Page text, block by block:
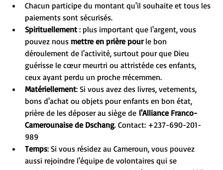
Chacun participe du montant qu'il souhaite et tous les
paiements sont sécurisés.
Spirituellement : plus important que l'argent, vous
pouvez nous mettre en prière pour le bon
déroulement de l'activité, surtout pour que Dieu
guérisse le cœur meurtri ou attristéde ces enfants,
ceux ayant perdu un proche rrécemmen.
Matériellement: Si vous avez des livres, vetements,
bons d'achat ou objets pour enfants en bon état,
prière de les déposer au siège de l'Alliance Franco-
Camerounaise de Dschang. Contact: +237-690-201-
989
Temps: Si vous résidez au Cameroun, vous pouvez
aussi rejoindre l'équipe de volontaires qui se